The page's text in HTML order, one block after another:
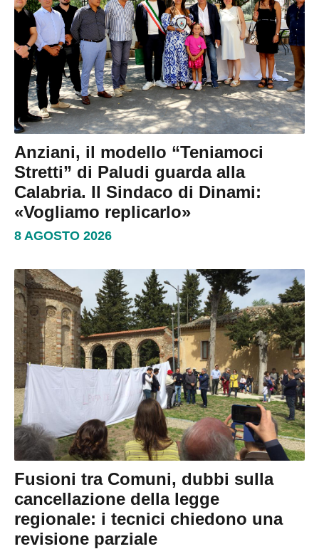
Anziani, il modello “Teniamoci
Stretti” di Paludi guarda alla
Calabria. Il Sindaco di Dinami:
«Vogliamo replicarlo»
8 AGOSTO 2026
Fusioni tra Comuni, dubbi sulla
cancellazione della legge
regionale: i tecnici chiedono una
revisione parziale